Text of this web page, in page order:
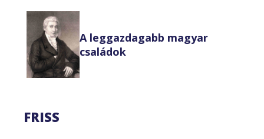
A leggazdagabb magyar
családok
FRISS